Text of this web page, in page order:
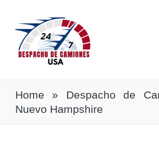
Home » Despacho de
Nuevo Hampshire